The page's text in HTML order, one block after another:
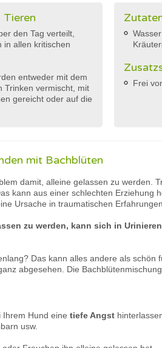
Tieren
den Tag verteilt,
in allen kritischen
entweder mit dem
Trinken vermischt, mit
gereicht oder auf die
Frei
mit Bachblüten
damit, alleine gelassen zu werden.
kann aus einer schlechten Erziehung
Ursache in traumatischen
zu werden, kann sich in
Das kann alles andere als schön
abgesehen. Die
Ihrem Hund eine tiefe Angst
usw.